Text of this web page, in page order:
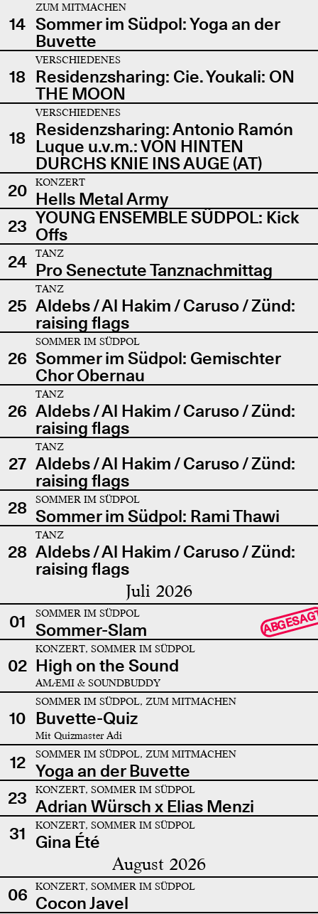
14
ZUM MITMACHEN
Sommer im Südpol: Yoga an der
Buvette
18
VERSCHIEDENES
Residenzsharing: Cie. Youkali: ON
THE MOON
18
VERSCHIEDENES
Residenzsharing: Antonio Ramón
Luque u.v.m.: VON HINTEN
DURCHS KNIE INS AUGE (AT)
20
KONZERT
Hells Metal Army
23 YOUNG ENSEMBLE SÜDPOL: Kick
Offs
24
TANZ
Pro Senectute Tanznachmittag
25
TANZ
Aldebs / Al Hakim / Caruso / Zünd:
raising flags
26
SOMMER IM SÜDPOL
Sommer im Südpol: Gemischter
Chor Obernau
26
TANZ
Aldebs / Al Hakim / Caruso / Zünd:
raising flags
27
TANZ
Aldebs / Al Hakim / Caruso / Zünd:
raising flags
28
SOMMER IM SÜDPOL
Sommer im Südpol: Rami Thawi
28
TANZ
Aldebs / Al Hakim / Caruso / Zünd:
raising flags
Juli 2026
01 SOMMER IM SÜDPOL
Sommer-Slam
02
KONZERT, SOMMER IM SÜDPOL
High on the Sound
AMÆMI & SOUNDBUDDY
10
SOMMER IM SÜDPOL, ZUM MITMACHEN
Buvette-Quiz
Mit Quizmaster Adi
12 SOMMER IM SÜDPOL, ZUM MITMACHEN
Yoga an der Buvette
23
KONZERT, SOMMER IM SÜDPOL
Adrian Würsch x Elias Menzi
31
KONZERT, SOMMER IM SÜDPOL
Gina Été
August 2026
06 KONZERT, SOMMER IM SÜDPOL
Cocon Javel